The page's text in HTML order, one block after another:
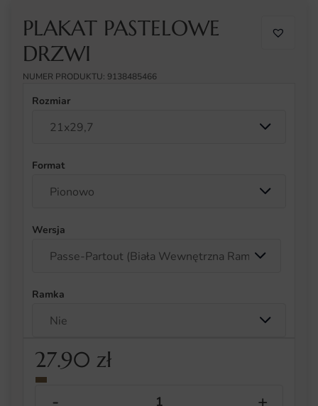
PLAKAT PASTELOWE
DRZWI
NUMER PRODUKTU: 9138485466
Rozmiar
Format
Wersja
Ramka
27.90 zł